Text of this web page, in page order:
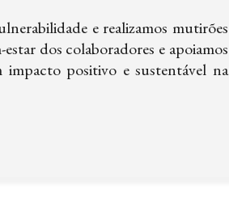
e realizamos mutirões
dos colaboradores e apoiamos
impacto positivo e sustentável na